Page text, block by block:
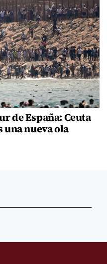
de España: Ceuta
una nueva ola